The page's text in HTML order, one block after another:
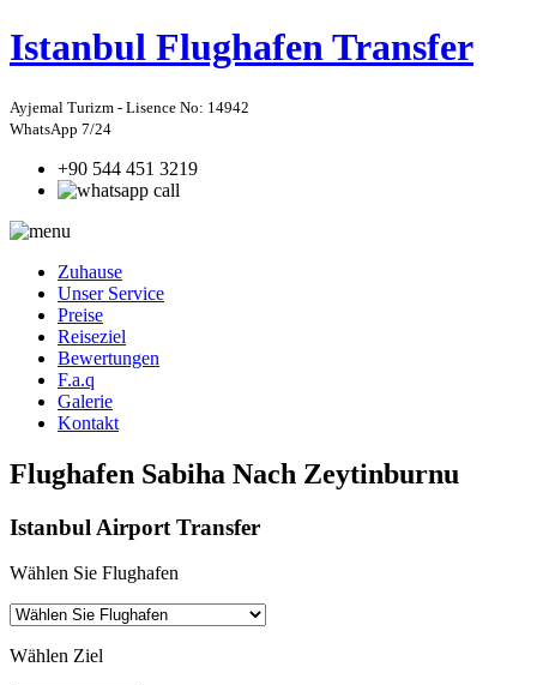
Istanbul Flughafen Transfer
Ayjemal Turizm - Lisence No: 14942
WhatsApp 7/24
+90 544 451 3219
Zuhause
Unser Service
Preise
Reiseziel
Bewertungen
F.a.q
Galerie
Kontakt
Flughafen Sabiha Nach Zeytinburnu
Istanbul Airport Transfer
Wählen Sie Flughafen
Wählen Ziel